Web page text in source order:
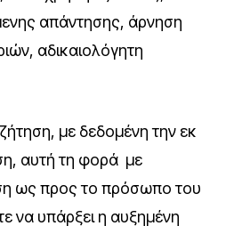
απάντησης, άρνηση
αδικαιολόγητη
με δεδομένη την εκ
αυτή τη φορά με
ως προς το πρόσωπο του
να υπάρξει η αυξημένη